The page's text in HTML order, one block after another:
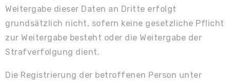
Weitergabe dieser Daten an Dritte erfolgt
grundsätzlich nicht, sofern keine gesetzliche Pflicht
zur Weitergabe besteht oder die Weitergabe der
Strafverfolgung dient.
Die Registrierung der betroffenen Person unter